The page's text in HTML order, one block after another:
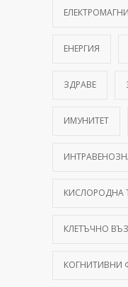
ЕНЕРГИЯ
ЗДРАВЕ
ИМУНИТЕТ
КИСЛОРОДНА
КЛЕТЪЧНО
КОГНИТИВНИ